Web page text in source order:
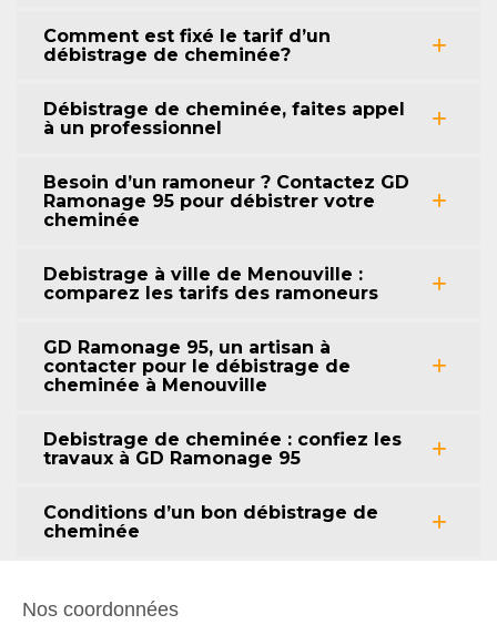
Comment est fixé le tarif d’un
débistrage de cheminée?
Débistrage de cheminée, faites appel
à un professionnel
Besoin d’un ramoneur ? Contactez GD
Ramonage 95 pour débistrer votre
cheminée
Debistrage à ville de Menouville :
comparez les tarifs des ramoneurs
GD Ramonage 95, un artisan à
contacter pour le débistrage de
cheminée à Menouville
Debistrage de cheminée : confiez les
travaux à GD Ramonage 95
Conditions d’un bon débistrage de
cheminée
Nos coordonnées